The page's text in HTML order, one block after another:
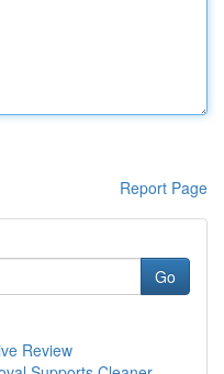
Report Page
Go
Review